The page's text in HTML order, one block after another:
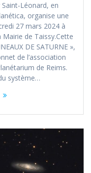
Léonard, en
organise une
27 mars 2024 à
Mairie de Taissy.Cette
DE SATURNE »,
de l’association
de Reims.
système…